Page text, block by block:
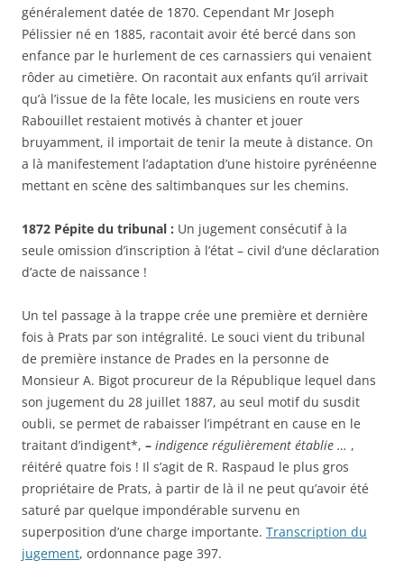
généralement datée de 1870. Cependant Mr Joseph
Pélissier né en 1885, racontait avoir été bercé dans son
enfance par le hurlement de ces carnassiers qui venaient
rôder au cimetière. On racontait aux enfants qu’il arrivait
qu’à l’issue de la fête locale, les musiciens en route vers
Rabouillet restaient motivés à chanter et jouer
bruyamment, il importait de tenir la meute à distance. On
a là manifestement l’adaptation d’une histoire pyrénéenne
mettant en scène des saltimbanques sur les chemins.
1872 Pépite du tribunal : Un jugement consécutif à la
seule omission d’inscription à l’état – civil d’une déclaration
d’acte de naissance !
Un tel passage à la trappe crée une première et dernière
fois à Prats par son intégralité. Le souci vient du tribunal
de première instance de Prades en la personne de
Monsieur A. Bigot procureur de la République lequel dans
son jugement du 28 juillet 1887, au seul motif du susdit
oubli, se permet de rabaisser l’impétrant en cause en le
traitant d’indigent*, – indigence régulièrement établie … ,
réitéré quatre fois ! Il s’agit de R. Raspaud le plus gros
propriétaire de Prats, à partir de là il ne peut qu’avoir été
saturé par quelque impondérable survenu en
superposition d’une charge importante. Transcription du
jugement, ordonnance page 397.